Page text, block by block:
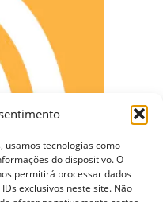
usamos tecnologias como
do dispositivo. O
permitirá processar dados
exclusivos neste site. Não